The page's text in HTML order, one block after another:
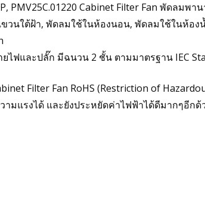
PMV25C.01220 Cabinet Filter Fan พัดล
นใต้ฝ้า, พัดลมใช้ในห้องนอน, พัดลมใช้ในห้อง
ไฟและปลั๊ก มีฉนวน 2 ชั้น ตามมาตรฐาน IEC
Filter Fan RoHS (Restriction of
มแรงได้ และยังประหยัดค่าไฟฟ้าได้ดีมากๆอีกด้